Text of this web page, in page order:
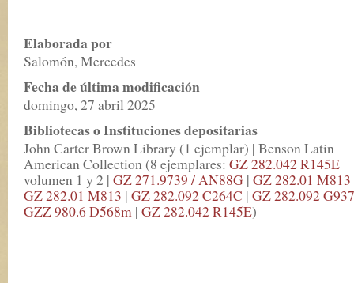
Elaborada por
Salomón, Mercedes
Fecha de última modificación
domingo, 27 abril 2025
Bibliotecas o Instituciones depositarias
John Carter Brown Library (1 ejemplar) | Benson Latin
American Collection (8 ejemplares: GZ 282.042 R145E
volumen 1 y 2 | GZ 271.9739 / AN88G | GZ 282.01 M813
GZ 282.01 M813 | GZ 282.092 C264C | GZ 282.092
GZZ 980.6 D568m | GZ 282.042 R145E)